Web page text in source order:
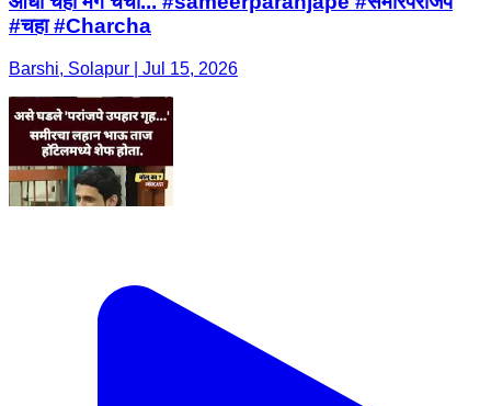
#चहा #Charcha
Barshi, Solapur | Jul 15, 2026